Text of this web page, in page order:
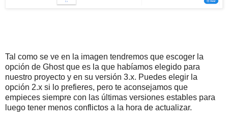
Tal como se ve en la imagen tendremos que escoger la
opción de Ghost que es la que habíamos elegido para
nuestro proyecto y en su versión 3.x. Puedes elegir la
opción 2.x si lo prefieres, pero te aconsejamos que
empieces siempre con las últimas versiones estables para
luego tener menos conflictos a la hora de actualizar.